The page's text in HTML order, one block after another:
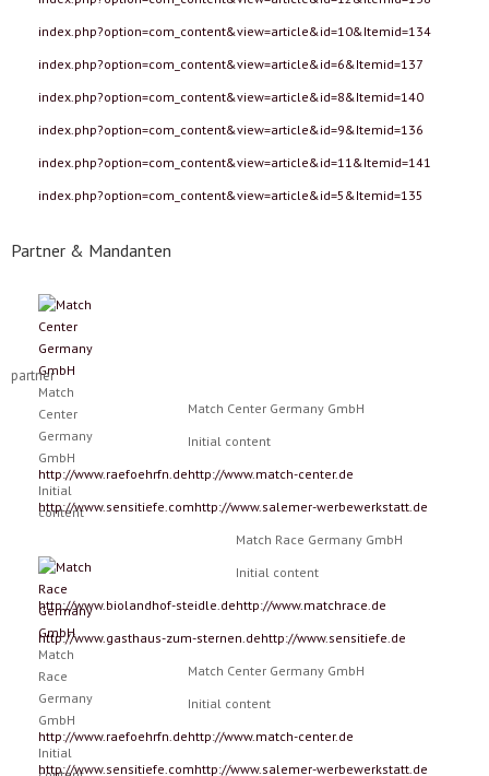
index.php?option=com_content&view=article&id=10&Itemid=134
index.php?option=com_content&view=article&id=6&Itemid=137
index.php?option=com_content&view=article&id=8&Itemid=140
index.php?option=com_content&view=article&id=9&Itemid=136
index.php?option=com_content&view=article&id=11&Itemid=141
index.php?option=com_content&view=article&id=5&Itemid=135
Partner & Mandanten
Match
Center
Germany
GmbH
Initial
content
Match
Race
Germany
GmbH
Initial
partner
http://www.raefoehrfn.de
Match Center Germany GmbH
Initial content
http://www.match-center.de
http://www.sensitiefe.comhttp://www.salemer-werbewerkstatt.de
http://www.biolandhof-steidle.de
Match Race Germany GmbH
Initial content
http://www.matchrace.de
http://www.gasthaus-zum-sternen.dehttp://www.sensitiefe.de
http://www.raefoehrfn.de
Match Center Germany GmbH
Initial content
http://www.match-center.de
http://www.sensitiefe.comhttp://www.salemer-werbewerkstatt.de